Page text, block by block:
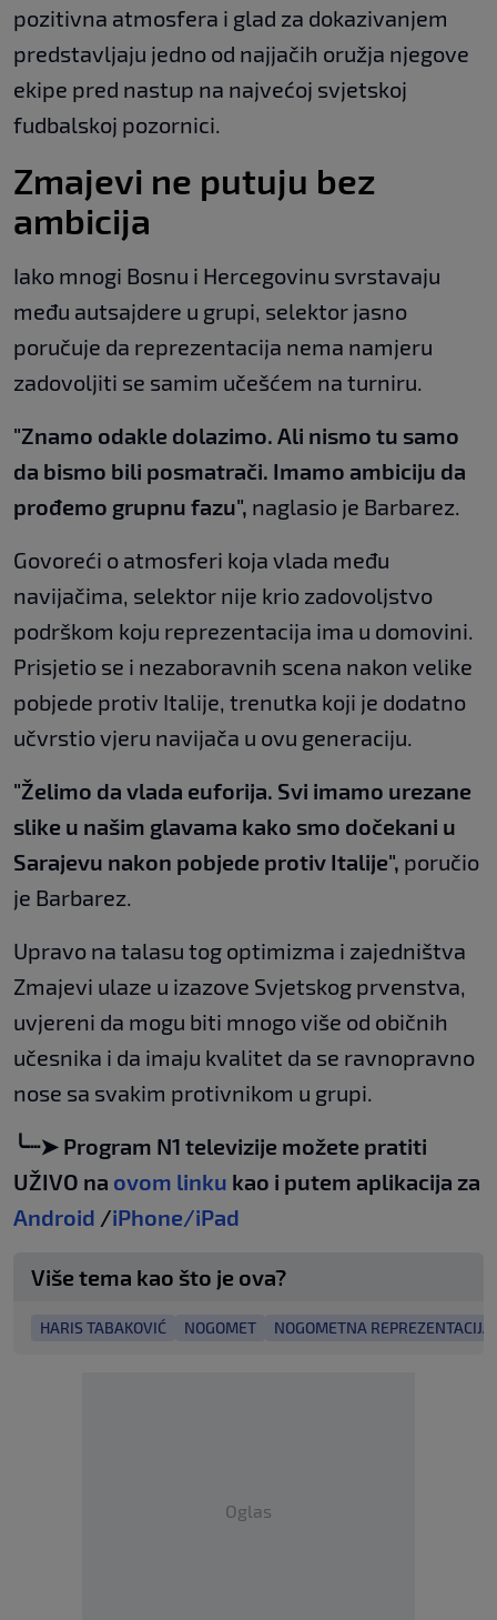
pozitivna atmosfera i glad za dokazivanjem
predstavljaju jedno od najjačih oružja njegove
ekipe pred nastup na najvećoj svjetskoj
fudbalskoj pozornici.
Zmajevi ne putuju bez
ambicija
Iako mnogi Bosnu i Hercegovinu svrstavaju
među autsajdere u grupi, selektor jasno
poručuje da reprezentacija nema namjeru
zadovoljiti se samim učešćem na turniru.
"Znamo odakle dolazimo. Ali nismo tu samo
da bismo bili posmatrači. Imamo ambiciju da
prođemo grupnu fazu", naglasio je Barbarez.
Govoreći o atmosferi koja vlada među
navijačima, selektor nije krio zadovoljstvo
podrškom koju reprezentacija ima u domovini.
Prisjetio se i nezaboravnih scena nakon velike
pobjede protiv Italije, trenutka koji je dodatno
učvrstio vjeru navijača u ovu generaciju.
"Želimo da vlada euforija. Svi imamo urezane
slike u našim glavama kako smo dočekani u
Sarajevu nakon pobjede protiv Italije", poručio
je Barbarez.
Upravo na talasu tog optimizma i zajedništva
Zmajevi ulaze u izazove Svjetskog prvenstva,
uvjereni da mogu biti mnogo više od običnih
učesnika i da imaju kvalitet da se ravnopravno
nose sa svakim protivnikom u grupi.
╰┈➤ Program N1 televizije možete pratiti
UŽIVO na ovom linku kao i putem aplikacija za
Android /iPhone/iPad
Više tema kao što je ova?
HARIS TABAKOVIĆ NOGOMET NOGOMETNA REPREZENTACIJA
Oglas